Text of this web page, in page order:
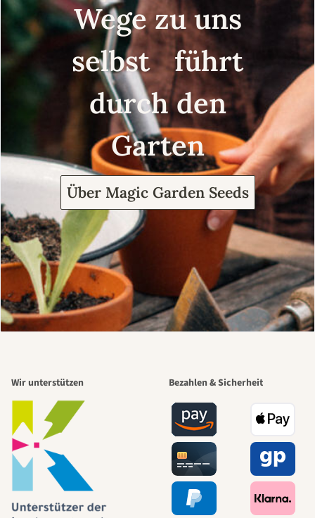
Wege zu uns
selbst führt
durch den
Garten
Über Magic Garden Seeds
Wir unterstützen Bezahlen & Sicherheit